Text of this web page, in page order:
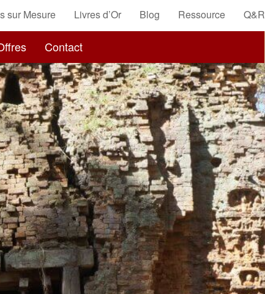
Contact
sur Mesure Livres d’Or Blog Ressource Q&R